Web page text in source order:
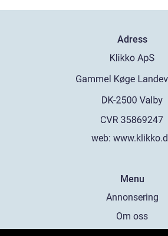
Adress
web:
Menu
Annonsering
Om oss